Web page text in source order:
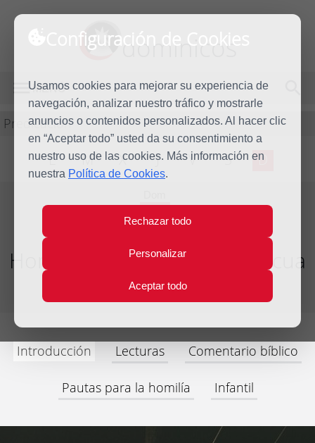
Configuración de Cookies
Usamos cookies para mejorar su experiencia de
navegación, analizar nuestro tráfico y mostrarle
anuncios o contenidos personalizados. Al hacer clic
en “Aceptar todo” usted da su consentimiento a
nuestro uso de las cookies. Más información en
nuestra Política de Cookies.
Rechazar todo
Personalizar
Aceptar todo
dominicos
MENÚ
Predicación
L M X J V S D
12
May
Homilía VII Domingo de Pascua
Año litúrgico 2012 - 2013 - (Ciclo C)
Introducción Lecturas Comentario bíblico
Pautas para la homilía Infantil